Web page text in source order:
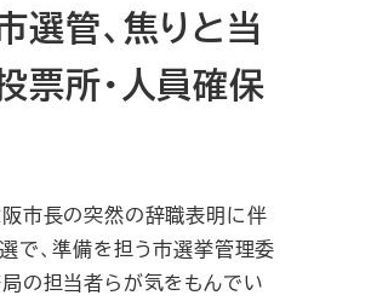
選管、焦りと当
票所・人員確保
市長の突然の辞職表明に伴
で、準備を担う市選挙管理委
の担当者らが気をもんでい